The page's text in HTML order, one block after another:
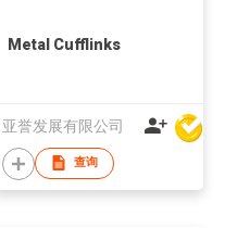
Metal Cufflinks
亚誉发展有限公司
查询